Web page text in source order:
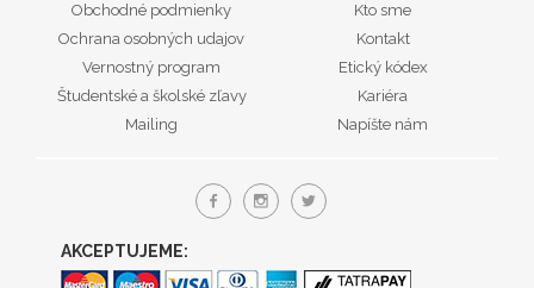
Obchodné podmienky
Ochrana osobných udajov
Vernostný program
Študentské a školské zľavy
Mailing
Kto sme
Kontakt
Etický kódex
Kariéra
Napíšte nám
AKCEPTUJEME: